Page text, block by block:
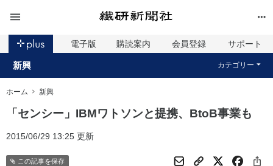
電子版 購読案内 会員登録 サポート
新興 カテゴリー
ホーム 新興
「センシー」IBMワトソンと提携、BtoB事業も
2015/06/29 13:25 更新
この記事を保存